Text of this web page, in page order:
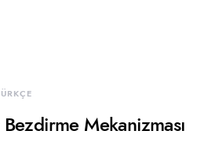
Mekanizması